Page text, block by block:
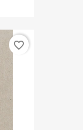
favorite_border